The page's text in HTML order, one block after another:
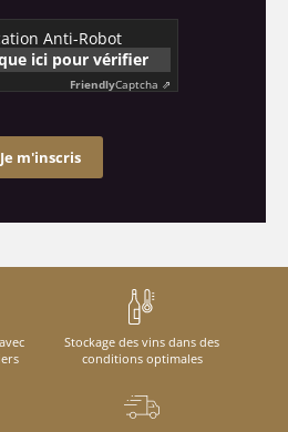
Anti-Robot
ici pour vérifier
FriendlyCaptcha ⇗
Je m'inscris
Stockage des vins dans des
conditions optimales